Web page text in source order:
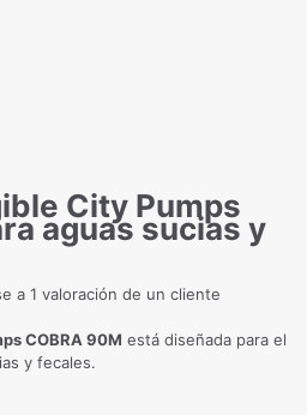
City Pumps
aguas sucias y
a 1 valoración de un cliente
COBRA 90M está diseñada para el
y fecales.